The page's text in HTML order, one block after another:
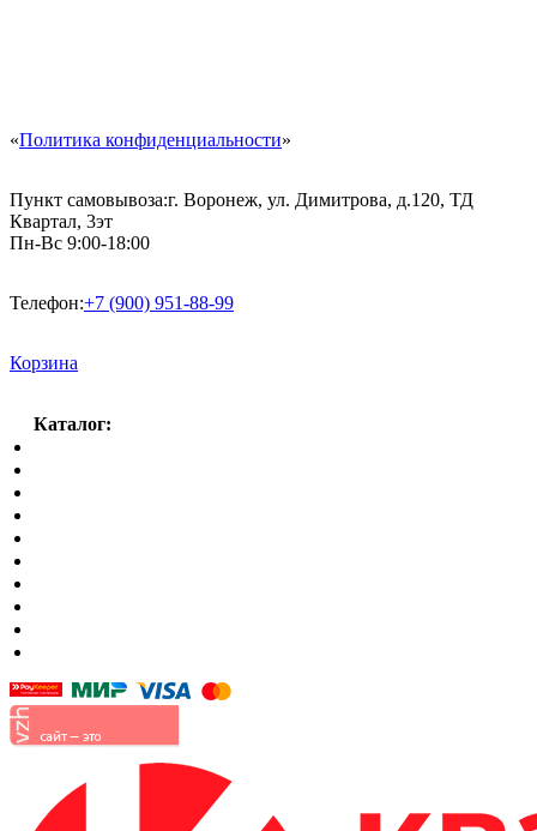
«Политика конфиденциальности»
Пункт самовывоза:г. Воронеж, ул. Димитрова, д.120, ТД
Квартал, 3эт
Пн-Вс 9:00-18:00
Телефон:+7 (900) 951-88-99
Корзина
Каталог: